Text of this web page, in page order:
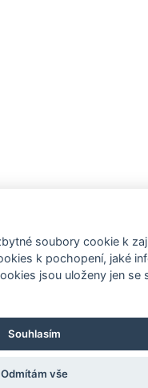
soubory cookie k
k pochopení, jaké
návštěvníky důležité. Analytické
Souhlasím
Odmítám vše